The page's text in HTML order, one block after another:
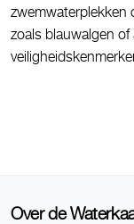
zwemwaterplekken
zoals blauwalgen of
Over de